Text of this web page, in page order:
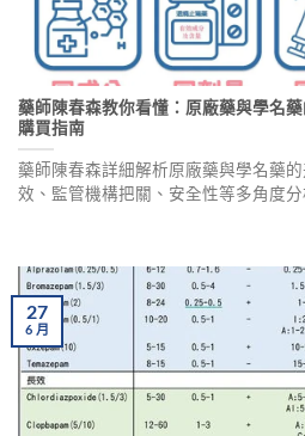
藥師陳春森教你看懂：原廠藥與學名
購買指南
藥師陳春森詳細解析原廠藥與學名藥
效、監管機構把關、安全性等多角度
27
6月